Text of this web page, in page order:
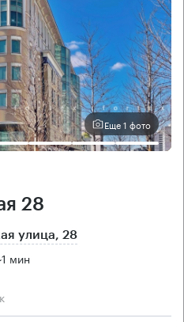
Еще 1 фото
28
улица, 28
1 мин